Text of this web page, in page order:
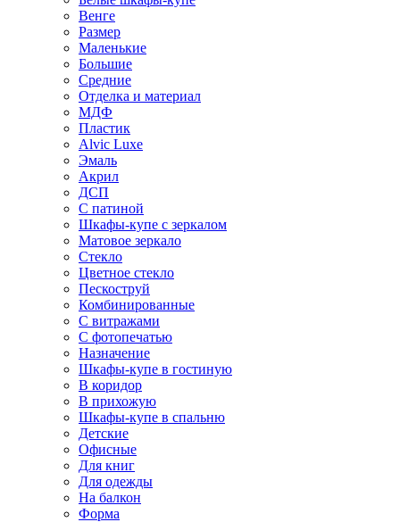
Венге
Размер
Маленькие
Большие
Средние
Отделка и материал
МДФ
Пластик
Alvic Luxe
Эмаль
Акрил
ДСП
С патиной
Шкафы-купе с зеркалом
Матовое зеркало
Стекло
Цветное стекло
Пескоструй
Комбинированные
С витражами
С фотопечатью
Назначение
Шкафы-купе в гостиную
В коридор
В прихожую
Шкафы-купе в спальню
Детские
Офисные
Для книг
Для одежды
На балкон
Форма